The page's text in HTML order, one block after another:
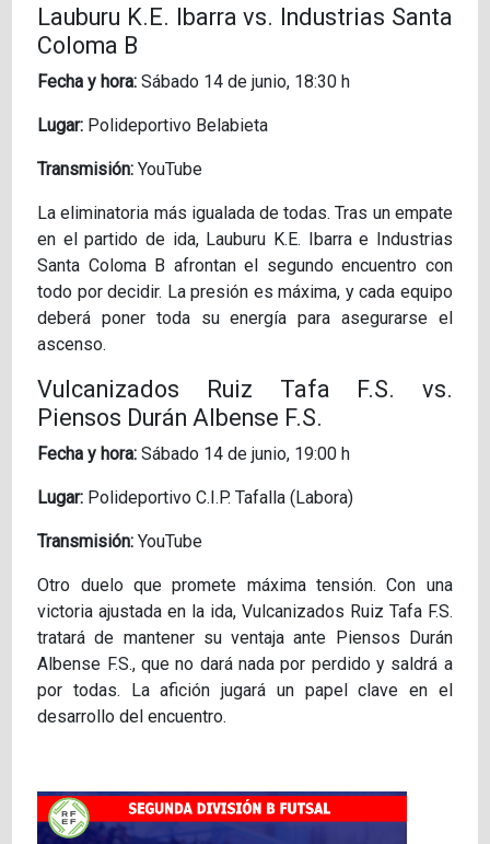
Lauburu K.E. Ibarra vs. Industrias Santa
Coloma B
Fecha y hora: Sábado 14 de junio, 18:30 h
Lugar: Polideportivo Belabieta
Transmisión: YouTube
La eliminatoria más igualada de todas. Tras un empate
en el partido de ida, Lauburu K.E. Ibarra e Industrias
Santa Coloma B afrontan el segundo encuentro con
todo por decidir. La presión es máxima, y cada equipo
deberá poner toda su energía para asegurarse el
ascenso.
Vulcanizados Ruiz Tafa F.S. vs.
Piensos Durán Albense F.S.
Fecha y hora: Sábado 14 de junio, 19:00 h
Lugar: Polideportivo C.I.P. Tafalla (Labora)
Transmisión: YouTube
Otro duelo que promete máxima tensión. Con una
victoria ajustada en la ida, Vulcanizados Ruiz Tafa F.S.
tratará de mantener su ventaja ante Piensos Durán
Albense F.S., que no dará nada por perdido y saldrá a
por todas. La afición jugará un papel clave en el
desarrollo del encuentro.